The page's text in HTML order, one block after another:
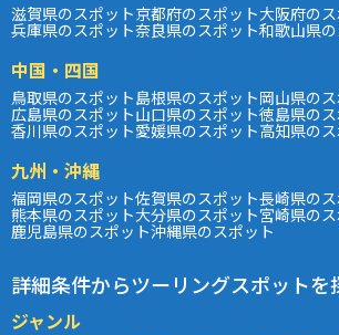
滋賀県のスポット京都府のスポット大阪府の
兵庫県のスポット奈良県のスポット和歌山県
中国・四国
鳥取県のスポット島根県のスポット岡山県の
広島県のスポット山口県のスポット徳島県の
香川県のスポット愛媛県のスポット高知県の
九州・沖縄
福岡県のスポット佐賀県のスポット長崎県の
熊本県のスポット大分県のスポット宮崎県の
鹿児島県のスポット沖縄県のスポット
詳細条件からツーリングスポットを
ジャンル